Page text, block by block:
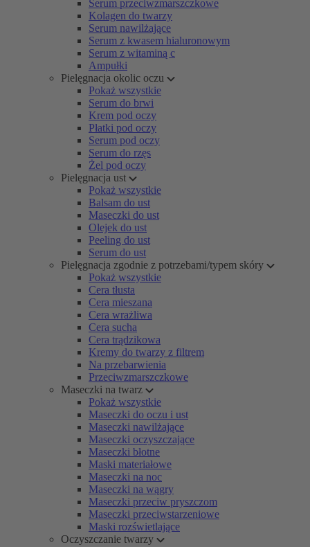
Serum przeciwzmarszczkowe
Kolagen do twarzy
Serum nawilżające
Serum z kwasem hialuronowym
Serum z witaminą c
Ampułki
Pielęgnacja okolic oczu
Pokaż wszystkie
Serum do brwi
Krem pod oczy
Płatki pod oczy
Serum pod oczy
Serum do rzęs
Żel pod oczy
Pielęgnacja ust
Pokaż wszystkie
Balsam do ust
Maseczki do ust
Olejek do ust
Peeling do ust
Serum do ust
Pielęgnacja zgodnie z potrzebami/typem skóry
Pokaż wszystkie
Cera tłusta
Cera mieszana
Cera wrażliwa
Cera sucha
Cera trądzikowa
Kremy do twarzy z filtrem
Na przebarwienia
Przeciwzmarszczkowe
Maseczki na twarz
Pokaż wszystkie
Maseczki do oczu i ust
Maseczki nawilżające
Maseczki oczyszczające
Maseczki błotne
Maski materiałowe
Maseczki na noc
Maseczki na wągry
Maseczki przeciw pryszczom
Maseczki przeciwstarzeniowe
Maski rozświetlające
Oczyszczanie twarzy